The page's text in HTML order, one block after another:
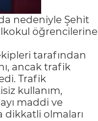
nedeniyle Şehit
öğrencilerine
tarafından
ancak trafik
Trafik
kullanım,
maddi ve
dikkatli olmaları